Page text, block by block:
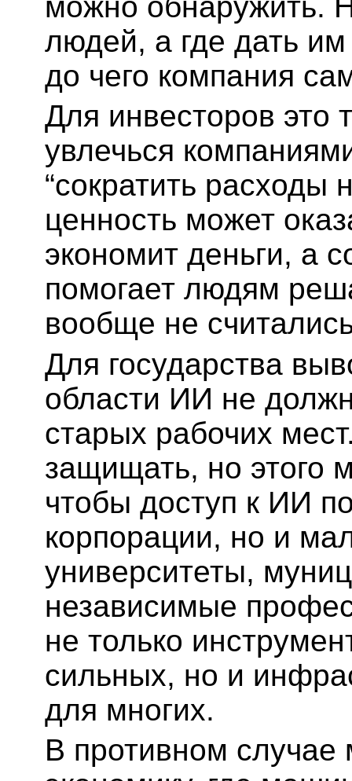
людей, а где дать
до чего компания
Для инвесторов это
увлечься
“сократить расходы
ценность может
экономит деньги, а
помогает людям
вообще не
Для государства
области ИИ не
старых рабочих
защищать, но этого
чтобы доступ к ИИ
корпорации, но и
университеты,
независимые
не только
сильных, но и
для многих.
В противном случае